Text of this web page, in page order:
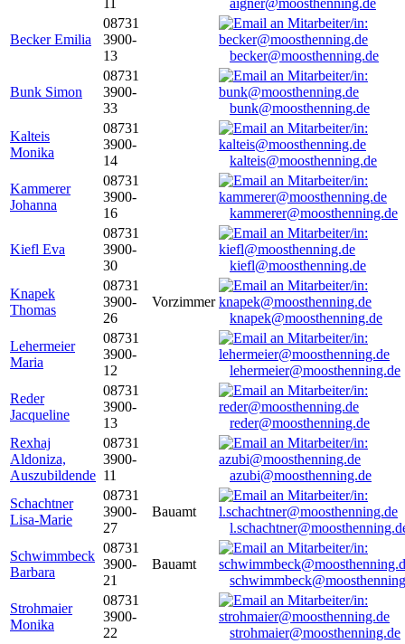
aigner@moosthenning.de
Becker Emilia
08731
3900-
13
becker@moosthenning.de
Bunk Simon
08731
3900-
33
bunk@moosthenning.de
Kalteis
Monika
08731
3900-
14
kalteis@moosthenning.de
Kammerer
Johanna
08731
3900-
16
kammerer@moosthenning.de
Kiefl Eva
08731
3900-
30
kiefl@moosthenning.de
Knapek
Thomas
08731
3900-
26
Vorzimmer
knapek@moosthenning.de
Lehermeier
Maria
08731
3900-
12
lehermeier@moosthenning.de
Reder
Jacqueline
08731
3900-
13
reder@moosthenning.de
Rexhaj
Aldoniza,
Auszubildende
08731
3900-
11
azubi@moosthenning.de
Schachtner
Lisa-Marie
08731
3900-
27
Bauamt
Schwimmbeck
Barbara
08731
3900-
21
Bauamt
Strohmaier
Monika
08731
3900-
22
strohmaier@moosthenning.de